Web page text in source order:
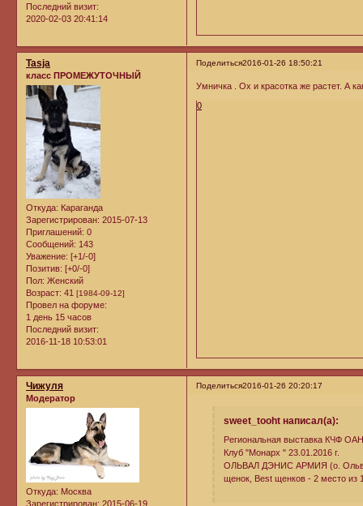
Последний визит:
2020-02-03 20:41:14
Поделиться2016-01-26 18:50:21
Tasja
класс ПРОМЕЖУТОЧНЫЙ
Откуда: Караганда
Зарегистрирован: 2015-07-13
Приглашений: 0
Сообщений: 143
Уважение: [+1/-0]
Позитив: [+0/-0]
Пол: Женский
Возраст: 41 [1984-09-12]
Провел на форуме:
1 день 15 часов
Последний визит:
2016-11-18 10:53:01
Умничка . Ох и красотка же растет. А
0
Поделиться2016-01-26 20:20:17
Чижуля
Модератор
Откуда: Москва
Зарегистрирован: 2015-06-19
sweet_tooht написал(а):
Региональная выставка КЧФ
Клуб "Монарх " 23.01.2016 г.
ОЛЬВАЛ ДЭНИС АРМИЯ (о.
щенок, Best щенков - 2 место из